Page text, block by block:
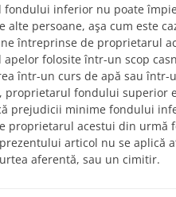
fondului inferior nu poate
alte persoane, aşa cum este
întreprinse de proprietarul
apelor folosite într-un scop
într-un curs de apă sau într-
proprietarul fondului superior
prejudicii minime fondului
proprietarul acestui din urmă
articol nu se aplică
aferentă, sau un cimitir.